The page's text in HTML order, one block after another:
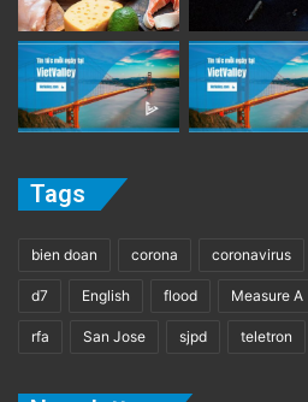
Tags
bien doan corona coronavirus
d7 English flood Measure A
rfa San Jose sjpd teletron